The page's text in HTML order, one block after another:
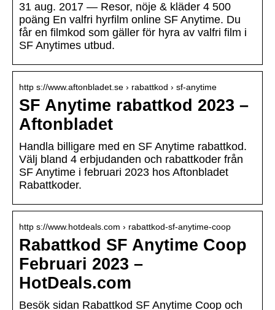
31 aug. 2017 — Resor, nöje & kläder 4 500
poäng En valfri hyrfilm online SF Anytime. Du
får en filmkod som gäller för hyra av valfri film i
SF Anytimes utbud.
http s://www.aftonbladet.se › rabattkod › sf-anytime
SF Anytime rabattkod 2023 –
Aftonbladet
Handla billigare med en SF Anytime rabattkod.
Välj bland 4 erbjudanden och rabattkoder från
SF Anytime i februari 2023 hos Aftonbladet
Rabattkoder.
http s://www.hotdeals.com › rabattkod-sf-anytime-coop
Rabattkod SF Anytime Coop
Februari 2023 –
HotDeals.com
Besök sidan Rabattkod SF Anytime Coop och